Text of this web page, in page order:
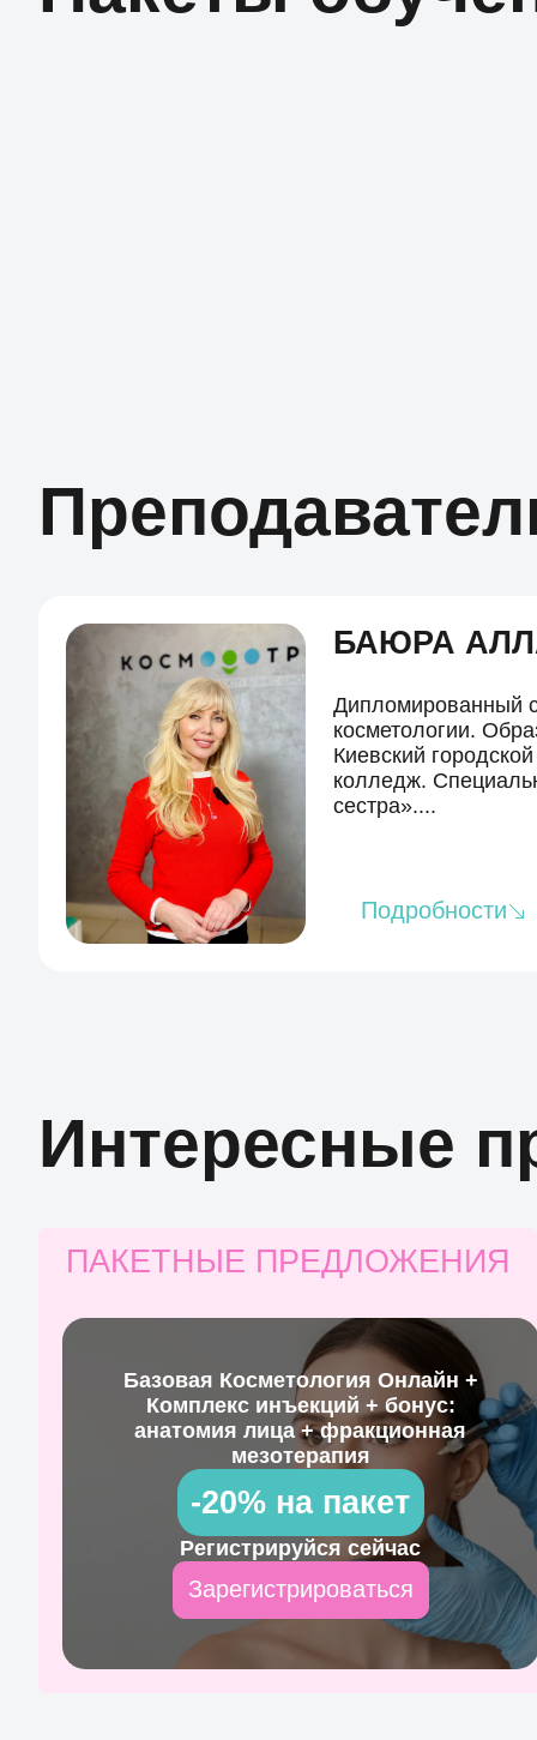
БАЮРА
Дипломированный
косметологии.
Киевский
колледж.
сестра»....
Подробности
Интересные
ПАКЕТНЫЕ ПРЕДЛОЖЕНИЯ
Базовая Косметология Онлайн +
Комплекс инъекций + бонус:
анатомия лица + фракционная
мезотерапия
-20% на пакет
Регистрируйся сейчас
Зарегистрироваться